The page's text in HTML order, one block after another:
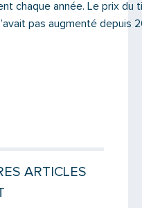
chaque année. Le prix du
pas augmenté depuis
ARTICLES